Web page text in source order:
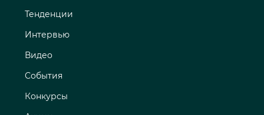
Тенденции
Интервью
Видео
События
Конкурсы